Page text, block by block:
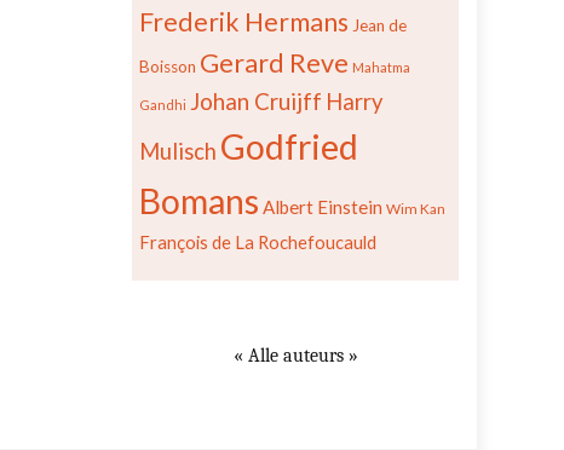
Frederik Hermans Jean de
Boisson Gerard Reve Mahatma
Gandhi Johan Cruijff Harry
Mulisch Godfried
Bomans Albert Einstein Wim Kan
François de La Rochefoucauld
« Alle auteurs »